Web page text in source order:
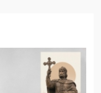
России, но
определять